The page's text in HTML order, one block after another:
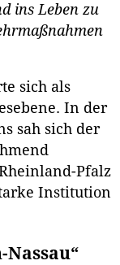
ins Leben zu
sich als
In der
sah sich der
Pfalz
Institution
Nassau“